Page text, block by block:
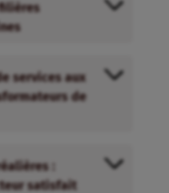
services aux
de
:
satisfait